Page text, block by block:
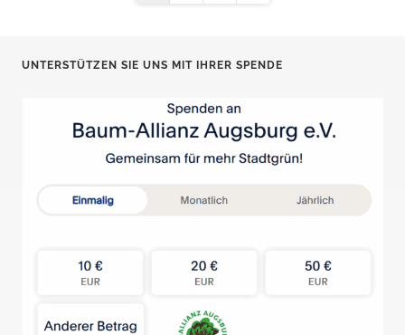
i
e
n
UNTERSTÜTZEN SIE UNS MIT IHRER SPENDE